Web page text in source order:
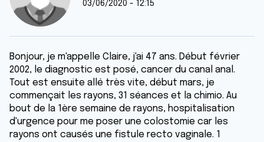
03/06/2020 - 12:15
Bonjour, je m'appelle Claire, j'ai 47 ans. Début février
2002, le diagnostic est posé, cancer du canal anal.
Tout est ensuite allé très vite, début mars, je
commençait les rayons, 31 séances et la chimio. Au
bout de la 1ère semaine de rayons, hospitalisation
d'urgence pour me poser une colostomie car les
rayons ont causés une fistule recto vaginale. 1